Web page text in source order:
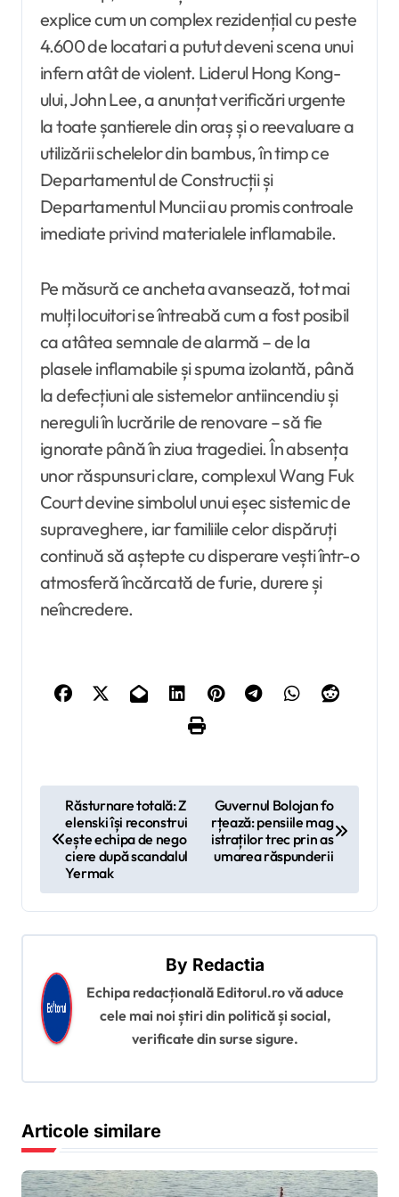
explice cum un complex rezidențial cu peste
4.600 de locatari a putut deveni scena unui
infern atât de violent. Liderul Hong Kong-
ului, John Lee, a anunțat verificări urgente
la toate șantierele din oraș și o reevaluare a
utilizării schelelor din bambus, în timp ce
Departamentul de Construcții și
Departamentul Muncii au promis controale
imediate privind materialele inflamabile.
Pe măsură ce ancheta avansează, tot mai
mulți locuitori se întreabă cum a fost posibil
ca atâtea semnale de alarmă – de la
plasele inflamabile și spuma izolantă, până
la defecțiuni ale sistemelor antiincendiu și
nereguli în lucrările de renovare – să fie
ignorate până în ziua tragediei. În absența
unor răspunsuri clare, complexul Wang Fuk
Court devine simbolul unui eșec sistemic de
supraveghere, iar familiile celor dispăruți
continuă să aștepte cu disperare vești într-o
atmosferă încărcată de furie, durere și
neîncredere.
i
g
r
e
î
r
t
i
Răsturnare totală: Z
elenski își reconstrui
ește echipa de nego
ciere după scandalul
Yermak
Guvernul Bolojan fo
rțează: pensiile mag
istraților trec prin as
umarea răspunderii
By Redactia
Echipa redacțională Editorul.ro vă aduce
cele mai noi știri din politică și social,
verificate din surse sigure.
Articole similare